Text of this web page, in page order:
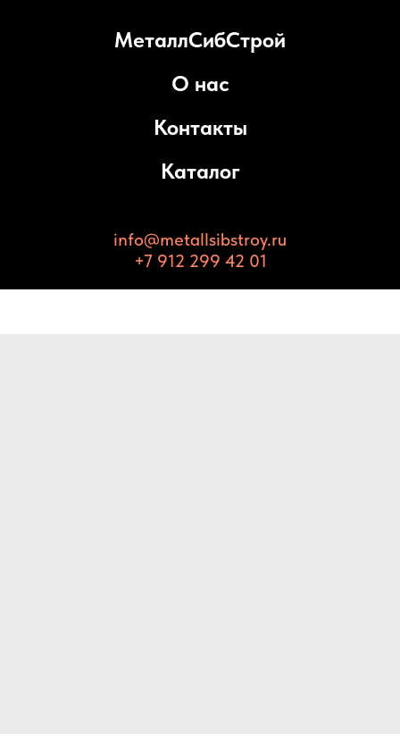
МеталлСибСтрой
О нас
Контакты
Каталог
info@metallsibstroy.ru
+7 912 299 42 01